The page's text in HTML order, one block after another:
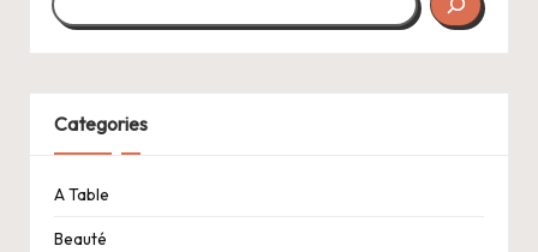
Categories
A Table
Beauté